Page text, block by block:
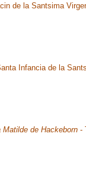
de la Santsima
Infancia de la
Matilde de Hackeborn -